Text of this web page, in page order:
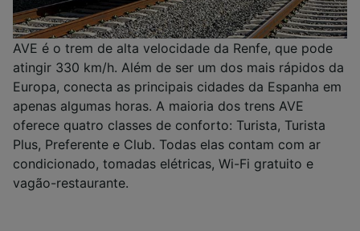
AVE é o trem de alta velocidade da Renfe, que pode
atingir 330 km/h. Além de ser um dos mais rápidos da
Europa, conecta as principais cidades da Espanha em
apenas algumas horas. A maioria dos trens AVE
oferece quatro classes de conforto: Turista, Turista
Plus, Preferente e Club. Todas elas contam com ar
condicionado, tomadas elétricas, Wi-Fi gratuito e
vagão-restaurante.